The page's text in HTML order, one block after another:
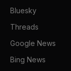
Bluesky
Threads
Google News
Bing News